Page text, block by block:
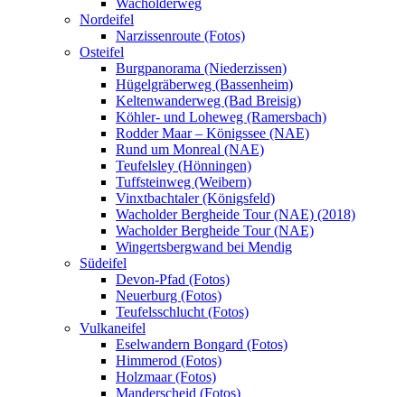
Wacholderweg
Nordeifel
Narzissenroute (Fotos)
Osteifel
Burgpanorama (Niederzissen)
Hügelgräberweg (Bassenheim)
Keltenwanderweg (Bad Breisig)
Köhler- und Loheweg (Ramersbach)
Rodder Maar – Königssee (NAE)
Rund um Monreal (NAE)
Teufelsley (Hönningen)
Tuffsteinweg (Weibern)
Vinxtbachtaler (Königsfeld)
Wacholder Bergheide Tour (NAE) (2018)
Wacholder Bergheide Tour (NAE)
Wingertsbergwand bei Mendig
Südeifel
Devon-Pfad (Fotos)
Neuerburg (Fotos)
Teufelsschlucht (Fotos)
Vulkaneifel
Eselwandern Bongard (Fotos)
Himmerod (Fotos)
Holzmaar (Fotos)
Manderscheid (Fotos)